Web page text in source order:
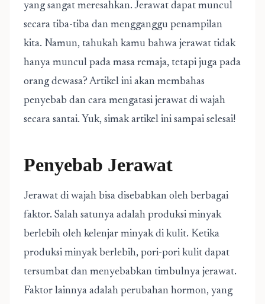
yang sangat meresahkan. Jerawat dapat muncul
secara tiba-tiba dan mengganggu penampilan
kita. Namun, tahukah kamu bahwa jerawat tidak
hanya muncul pada masa remaja, tetapi juga pada
orang dewasa? Artikel ini akan membahas
penyebab dan cara mengatasi jerawat di wajah
secara santai. Yuk, simak artikel ini sampai selesai!
Penyebab Jerawat
Jerawat di wajah bisa disebabkan oleh berbagai
faktor. Salah satunya adalah produksi minyak
berlebih oleh kelenjar minyak di kulit. Ketika
produksi minyak berlebih, pori-pori kulit dapat
tersumbat dan menyebabkan timbulnya jerawat.
Faktor lainnya adalah perubahan hormon, yang